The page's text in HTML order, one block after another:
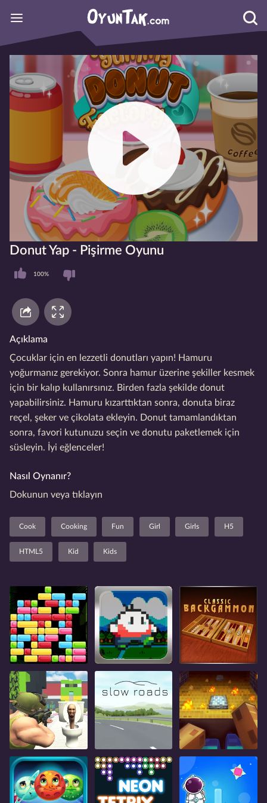
Donut Yap - Pişirme Oyunu
100%
Açıklama
Çocuklar için en lezzetli donutları yapın! Hamuru
yoğurmanız gerekiyor. Sonra hamur üzerine şekiller kesmek
için bir kalıp kullanırsınız. Birden fazla şekilde donut
yapabilirsiniz. Hamuru kızarttıktan sonra, donuta biraz
reçel, şeker ve çikolata ekleyin. Donut tamamlandıktan
sonra, favori kutunuzu seçin ve donutu paketlemek için
süsleyin. İyi eğlenceler!
Nasıl Oynanır?
Dokunun veya tıklayın
Cook Cooking Fun Girl Girls H5
HTML5 Kid Kids